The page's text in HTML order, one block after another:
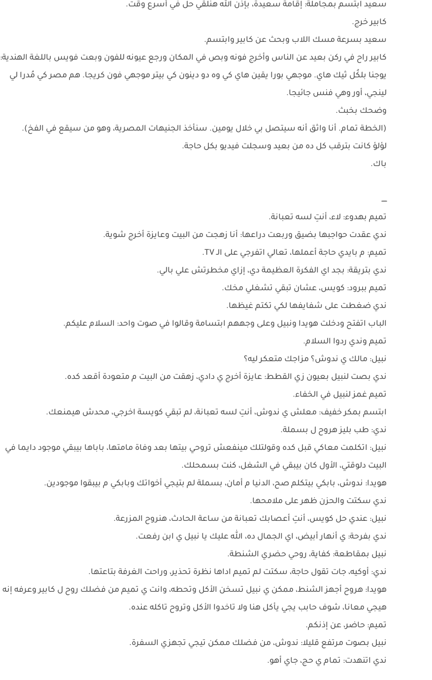
سعيد ابتسم بمجاملة: إقامة سعيدة، بإذن الله هنلقي حل في أسرع وقت.
كابير خرج.
سعيد بسرعة مسك اللاب وبحث عن كابير وابتسم.
كابير راح في ركن بعيد عن الناس وأخرج فونه وبص في المكان ورجع عيونه للفون وبعت فويس باللغة الهندية:
يوجنا بلكُل ثيك هاي. موجهي بورا يقين هاي كي وه دو دينون كي بيتر موجهي فون كريجا. هم مصر كي مُدرا لي
لينجي، أور وهي فنس جائيجا.
وضحك بخبث.
(الخطة تمام. أنا واثق أنه سيتصل بي خلال يومين. سنأخذ الجنيهات المصرية، وهو من سيقع في الفخ).
لؤلؤ كانت بترقب كل ده من بعيد وسجلت فيديو بكل حاجة.
باك.
ـــــ
تميم بهدوء: لاء، أنتِ لسه تعبانة.
ندي عقدت حواجبها بضيق وربعت دراعها: أنا زهجت من البيت وعايزة أخرج شوية.
تميم: م بايدي حاجة أعملها، تعالي اتفرجي على الـ TV.
ندي بتريقة: بجد اي الفكرة العظيمة دي، إزاي مخطرتش علي بالي.
تميم ببرود: كويس، عشان تبقي تشغلي مخك.
ندي ضغطت على شفايفها لكي تكتم غيظها.
الباب اتفتح ودخلت هويدا ونبيل وعلى وجههم ابتسامة وقالوا في صوت واحد: السلام عليكم.
تميم وندي ردوا السلام.
نبيل: مالك ي ندوش؟ مزاجك متعكر ليه؟
ندي بصت لنبيل بعيون زي القطط: عايزة أخرج ي دادي، زهقت من البيت م متعودة أقعد كده.
تميم غمز لنبيل في الخفاء.
ابتسم بمكر خفيف: معلش ي ندوش، أنتِ لسه تعبانة، لم تبقي كويسة اخرجي، محدش هيمنعك.
ندي: طب بليز هروح ل بسملة.
نبيل: اتكلمت معاكي قبل كده وقولتلك مينفعش تروحي بيتها بعد وفاة مامتها، باباها بيبقي موجود دايما في
البيت دلوقتي، الأول كان بيبقي في الشغل، كنت بسمحلك.
هويدا: ندوش، بابكي بيتكلم صح، الدنيا م أمان، بسملة لم بتيجي أخواتك وبابكي م بيبقوا موجودين.
ندي سكتت والحزن ظهر على ملامحها.
نبيل: عندي حل كويس، أنتِ أعصابك تعبانة من ساعة الحادث، هنروح المزرعة.
ندي بفرحة: ي أنهار أبيض، اي الجمال ده، الله عليك يا نبيل ي ابن رفعت.
نبيل بمقاطعة: كفاية، روحي حضري الشنطة.
ندي: أوكيه، جات تقول حاجة، سكتت لم تميم اداها نظرة تحذير، وراحت الغرفة بتاعتها.
هويدا: هروح أجهز الشنط، ممكن ي نبيل تسخن الأكل وتحطه، وانت ي تميم من فضلك روح ل كابير وعرفه إنه
هيجي معانا، شوف حابب يجي يأكل هنا ولا تاخدوا الأكل وتروح تاكله عنده.
تميم: حاضر، عن إذنكم.
نبيل بصوت مرتفع قليلا: ندوش، من فضلك ممكن تيجي تجهزي السفرة.
ندي اتنهدت: تمام ي حج، جاي أهو.